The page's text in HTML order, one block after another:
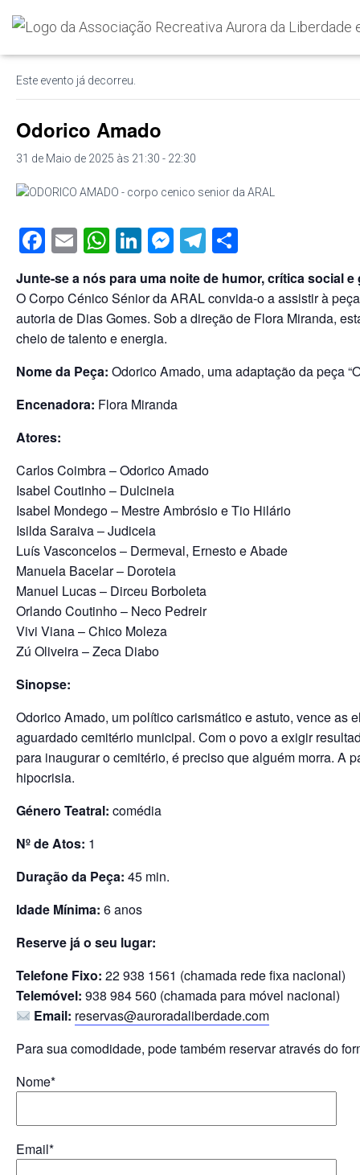
Este evento já decorreu.
Odorico Amado
31 de Maio de 2025 às 21:30 - 22:30
F
a
c
e
b
o
o
k
E
m
ail
W
h
at
s
A
p
p
Li
n
k
e
dI
n
M
e
ss
e
g
er
T
el
e
gr
m
h
ar
e
Junte-se a nós para uma noite de humor, crítica social
O Corpo Cénico Sénior da ARAL convida-o a assistir à
autoria de Dias Gomes. Sob a direção de Flora Miranda,
cheio de talento e energia.
Nome da Peça: Odorico Amado, uma adaptação da peça
Encenadora: Flora Miranda
Atores:
Carlos Coimbra – Odorico Amado
Isabel Coutinho – Dulcineia
Isabel Mondego – Mestre Ambrósio e Tio Hilário
Isilda Saraiva – Judiceia
Luís Vasconcelos – Dermeval, Ernesto e Abade
Manuela Bacelar – Doroteia
Manuel Lucas – Dirceu Borboleta
Orlando Coutinho – Neco Pedreir
Vivi Viana – Chico Moleza
Zú Oliveira – Zeca Diabo
Sinopse:
Odorico Amado, um político carismático e astuto, vence as
aguardado cemitério municipal. Com o povo a exigir
para inaugurar o cemitério, é preciso que alguém morra. A
hipocrisia.
Género Teatral: comédia
Nº de Atos: 1
Duração da Peça: 45 min.
Idade Mínima: 6 anos
Reserve já o seu lugar:
Telefone Fixo: 22 938 1561 (chamada rede fixa nacional)
Telemóvel: 938 984 560 (chamada para móvel nacional)
Email: reservas@auroradaliberdade.com
Para sua comodidade, pode também reservar através do
Nome*
Email*